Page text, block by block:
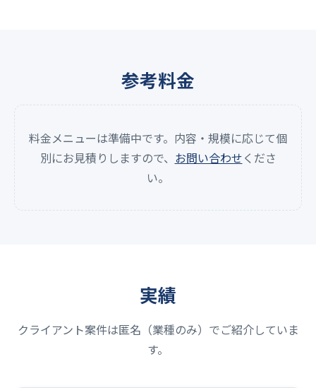
参考料金
料金メニューは準備中です。内容・規模に応じて個
別にお見積りしますので、 お問い合わせくださ
い。
実績
クライアント案件は匿名（業種のみ）でご紹介していま
す。